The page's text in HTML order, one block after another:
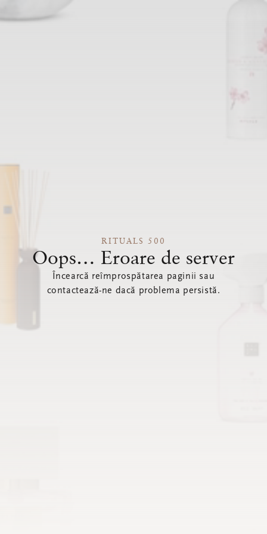
RITUALS 500
Oops… Eroare de server
Încearcă reîmprospătarea paginii sau
contactează-ne dacă problema persistă.